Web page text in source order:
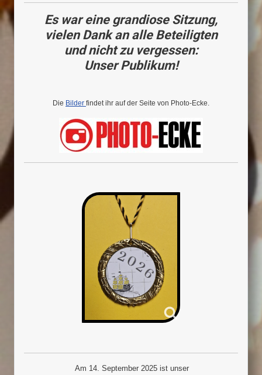
Es war eine grandiose Sitzung,
vielen Dank an alle Beteiligten
und nicht zu vergessen:
Unser Publikum!
Die Bilder findet ihr auf der Seite von Photo-Ecke.
Am 14. September 2025 ist unser